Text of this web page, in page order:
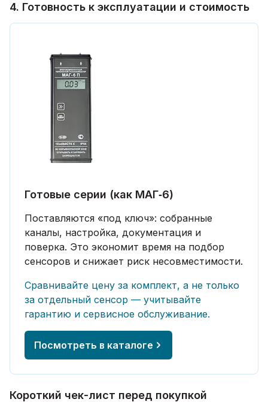
4. Готовность к эксплуатации и стоимость
Готовые серии (как МАГ‑6)
Поставляются «под ключ»: собранные
каналы, настройка, документация и
поверка. Это экономит время на подбор
сенсоров и снижает риск несовместимости.
Сравнивайте цену за комплект, а не только
за отдельный сенсор — учитывайте
гарантию и сервисное обслуживание.
Посмотреть в каталоге
Короткий чек-лист перед покупкой